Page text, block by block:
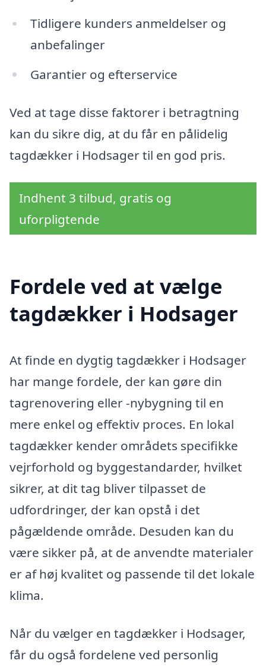
Tidligere kunders anmeldelser og
anbefalinger
Garantier og efterservice
Ved at tage disse faktorer i betragtning
kan du sikre dig, at du får en pålidelig
tagdækker i Hodsager til en god pris.
Indhent 3 tilbud, gratis og
uforpligtende
Fordele ved at vælge
tagdækker i Hodsager
At finde en dygtig tagdækker i Hodsager
har mange fordele, der kan gøre din
tagrenovering eller -nybygning til en
mere enkel og effektiv proces. En lokal
tagdækker kender områdets specifikke
vejrforhold og byggestandarder, hvilket
sikrer, at dit tag bliver tilpasset de
udfordringer, der kan opstå i det
pågældende område. Desuden kan du
være sikker på, at de anvendte materialer
er af høj kvalitet og passende til det lokale
klima.
Når du vælger en tagdækker i Hodsager,
får du også fordelene ved personlig